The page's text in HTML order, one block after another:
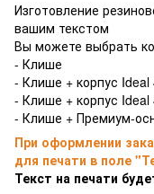
Изготовление
вашим текстом
Вы можете выбрать
- Клише
- Клише + корпус
- Клише + корпус
- Клише + Премиум-
При оформлении
для печати в поле
Текст на печати